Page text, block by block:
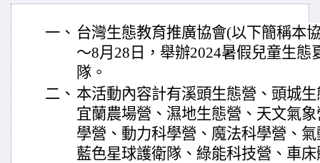
一、 台灣生態教育推廣協會(以下簡稱本
～8月28日，舉辦2024暑假兒童生態
隊。
二、 本活動內容計有溪頭生態營、頭城
宜蘭農場營、濕地生態營、天文氣
學營、動力科學營、魔法科學營、
藍色星球護衛隊、綠能科技營、車